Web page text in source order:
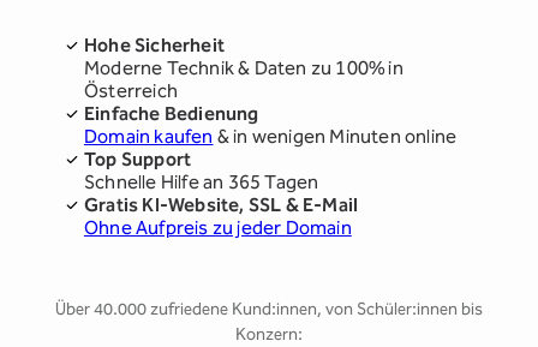
Hohe Sicherheit
Moderne Technik & Daten zu 100% in
Österreich
Einfache Bedienung
Domain kaufen & in wenigen Minuten online
Top Support
Schnelle Hilfe an 365 Tagen
Gratis KI-Website, SSL & E-Mail
Ohne Aufpreis zu jeder Domain
Über 40.000 zufriedene Kund:innen, von Schüler:innen bis
Konzern: